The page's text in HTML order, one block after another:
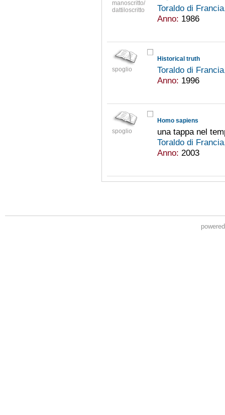
manoscritto/
dattiloscritto
Toraldo di
Anno: 1986
spoglio
Historical truth
Toraldo di
Anno: 1996
spoglio
Homo sapiens
una tappa nel
Toraldo di
Anno: 2003